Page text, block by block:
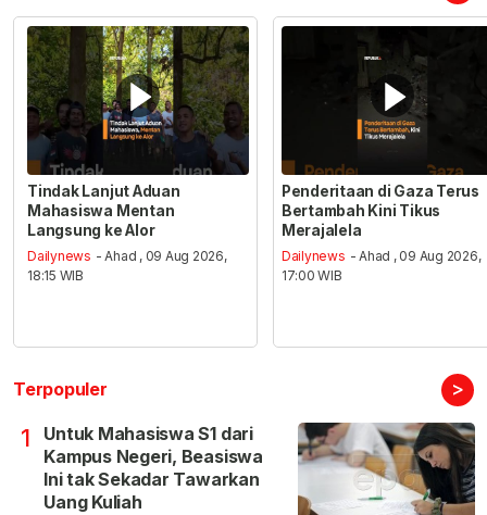
Tindak Lanjut Aduan
Mahasiswa Mentan
Langsung ke Alor
Dailynews - Ahad , 09 Aug 2026,
18:15 WIB
Penderitaan di Gaza Terus
Bertambah Kini Tikus
Merajalela
Dailynews - Ahad , 09 Aug 2026,
17:00 WIB
Terpopuler >
1
Untuk Mahasiswa S1 dari
Kampus Negeri, Beasiswa
Ini tak Sekadar Tawarkan
Uang Kuliah